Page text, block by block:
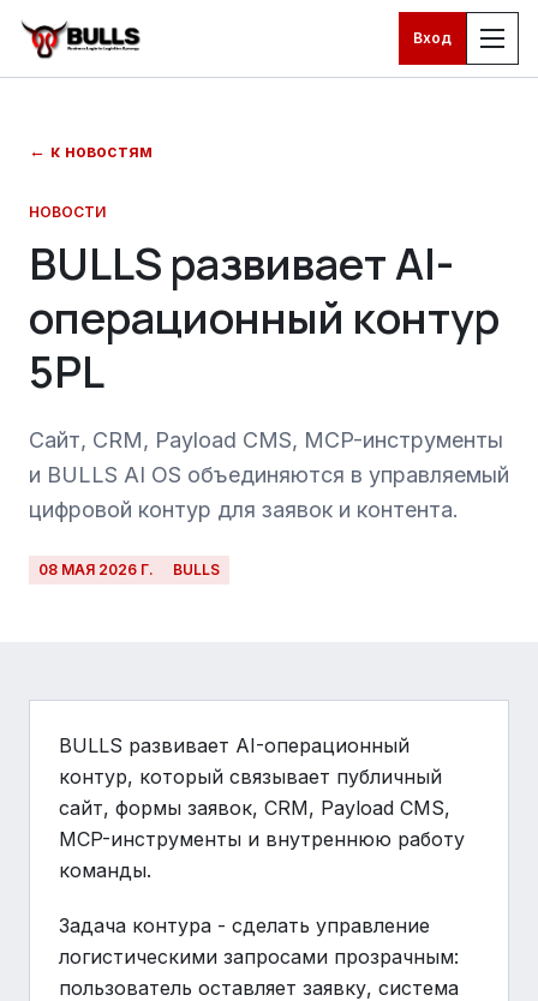
Перейти к основному контенту Вход
← к новостям
НОВОСТИ
BULLS развивает AI-
операционный контур
5PL
Сайт, CRM, Payload CMS, MCP-инструменты
и BULLS AI OS объединяются в управляемый
цифровой контур для заявок и контента.
08 МАЯ 2026 Г. BULLS
BULLS развивает AI-операционный
контур, который связывает публичный
сайт, формы заявок, CRM, Payload CMS,
MCP-инструменты и внутреннюю работу
команды.
Задача контура - сделать управление
логистическими запросами прозрачным:
пользователь оставляет заявку, система